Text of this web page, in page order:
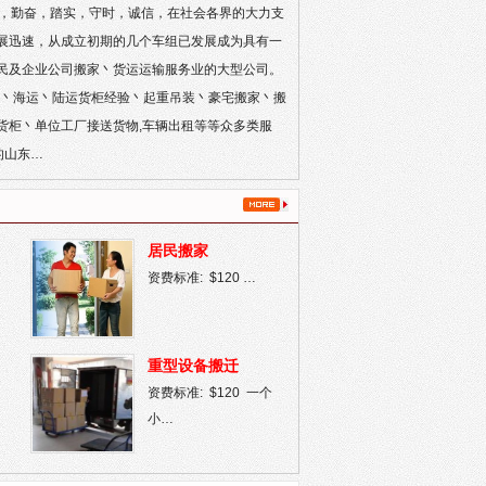
勤奋，踏实，守时，诚信，在社会各界的大力支
速，从成立初期的几个车组已发展成为具有一
企业公司搬家丶货运运输服务业的大型公司。
海运丶陆运货柜经验丶起重吊装丶豪宅搬家丶搬
丶单位工厂接送货物,车辆出租等等众多类服
山东…
居民搬家
资费标准: $120 …
重型设备搬迁
资费标准: $120 一个
小…